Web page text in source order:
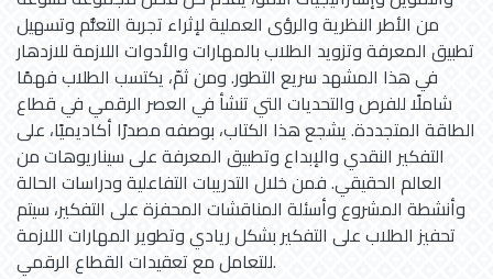
من الأطر النظرية والرؤى العملية لإثراء تجربة التعلُّم وتسهيل
تطبيق المعرفة وتزويد الطلاب بالمهارات والأدوات اللازمة للازدهار
في هذا المشهد سريع التطور. ومن ثمّ، يكتسب الطلاب فهمًا
شاملًا للفرص والتحديات التي تنشأ في العصر الرقمي في قطاع
الطاقة المتجددة. يشجع هذا الكتاب، بوصفه مصدرًا أكاديميًا، على
التفكير النقدي والإبداع وتطبيق المعرفة على سيناريوهات من
العالم الحقيقي. فمن خلال التدريبات التفاعلية ودراسات الحالة
وأنشطة المشروع وأسئلة المناقشات المحفزة على التفكير، سيتم
تحفيز الطلاب على التفكير بشكل ريادي وتطوير المهارات اللازمة
للتعامل مع تعقيدات القطاع الرقمي.